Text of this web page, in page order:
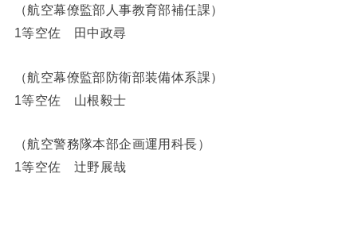
（航空幕僚監部人事教育部補任課）
1等空佐 田中政尋
（航空幕僚監部防衛部装備体系課）
1等空佐 山根毅士
（航空警務隊本部企画運用科長）
1等空佐 辻野展哉